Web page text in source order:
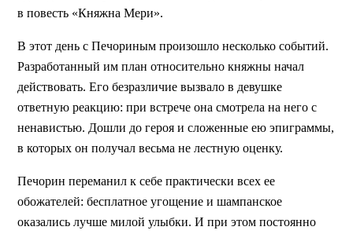
в повесть «Княжна Мери».
В этот день с Печориным произошло несколько событий.
Разработанный им план относительно княжны начал
действовать. Его безразличие вызвало в девушке
ответную реакцию: при встрече она смотрела на него с
ненавистью. Дошли до героя и сложенные ею эпиграммы,
в которых он получал весьма не лестную оценку.
Печорин переманил к себе практически всех ее
обожателей: бесплатное угощение и шампанское
оказались лучше милой улыбки. И при этом постоянно